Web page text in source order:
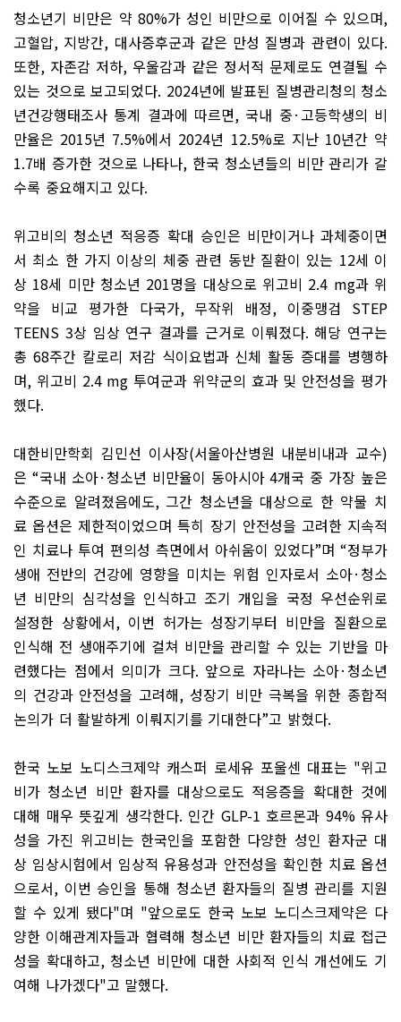
청소년기 비만은 약 80%가 성인 비만으로 이어질 수 있으며,
고혈압, 지방간, 대사증후군과 같은 만성 질병과 관련이 있다.
또한, 자존감 저하, 우울감과 같은 정서적 문제로도 연결될 수
있는 것으로 보고되었다. 2024년에 발표된 질병관리청의 청소
년건강행태조사 통계 결과에 따르면, 국내 중·고등학생의 비
만율은 2015년 7.5%에서 2024년 12.5%로 지난 10년간 약
1.7배 증가한 것으로 나타나, 한국 청소년들의 비만 관리가 갈
수록 중요해지고 있다.
위고비의 청소년 적응증 확대 승인은 비만이거나 과체중이면
서 최소 한 가지 이상의 체중 관련 동반 질환이 있는 12세 이
상 18세 미만 청소년 201명을 대상으로 위고비 2.4 mg과 위
약을 비교 평가한 다국가, 무작위 배정, 이중맹검 STEP
TEENS 3상 임상 연구 결과를 근거로 이뤄졌다. 해당 연구는
총 68주간 칼로리 저감 식이요법과 신체 활동 증대를 병행하
며, 위고비 2.4 mg 투여군과 위약군의 효과 및 안전성을 평가
했다.
대한비만학회 김민선 이사장(서울아산병원 내분비내과 교수)
은 “국내 소아· 청소년 비만율이 동아시아4개국 중 가장 높은
수준으로 알려졌음에도, 그간 청소년을 대상으로 한 약물 치
료 옵션은 제한적이었으며 특히 장기 안전성을 고려한 지속적
인 치료나 투여 편의성 측면에서 아쉬움이 있었다”며 “정부가
생애 전반의 건강에 영향을 미치는 위험 인자로서 소아· 청소
년 비만의 심각성을 인식하고 조기 개입을 국정 우선순위로
설정한 상황에서, 이번 허가는 성장기부터 비만을 질환으로
인식해 전 생애주기에 걸쳐 비만을 관리할 수 있는 기반을 마
련했다는 점에서 의미가 크다. 앞으로 자라나는 소아· 청소년
의 건강과 안전성을 고려해, 성장기 비만 극복을 위한 종합적
논의가 더 활발하게 이뤄지기를 기대한다”고 밝혔다.
한국 노보 노디스크제약 캐스퍼 로세유 포울센 대표는 "위고
비가 청소년 비만 환자를 대상으로도 적응증을 확대한 것에
대해 매우 뜻깊게 생각한다. 인간 GLP-1 호르몬과 94% 유사
성을 가진 위고비는 한국인을 포함한 다양한 성인 환자군 대
상 임상시험에서 임상적 유용성과 안전성을 확인한 치료 옵션
으로서, 이번 승인을 통해 청소년 환자들의 질병 관리를 지원
할 수 있게 됐다"며 "앞으로도 한국 노보 노디스크제약은 다
양한 이해관계자들과 협력해 청소년 비만 환자들의 치료 접근
성을 확대하고, 청소년 비만에 대한 사회적 인식 개선에도 기
여해 나가겠다"고 말했다.